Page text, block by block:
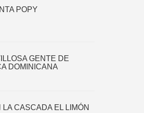
POPY
GENTE DE
DOMINICANA
LA CASCADA EL LIMÓN